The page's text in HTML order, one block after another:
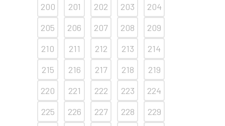
200
201 202 203
204
205
206 207 208
209
210
211 212 213
214
215
216 217 218
219
220
221 222 223
224
225
226 227 228
229